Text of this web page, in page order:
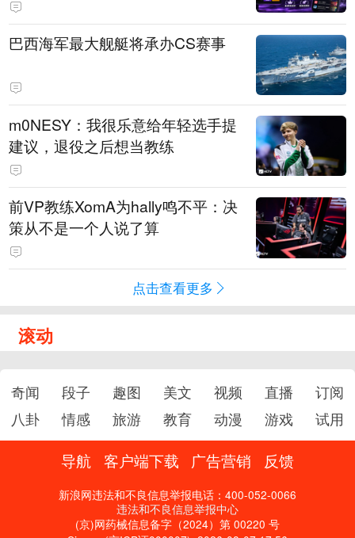
巴西海军最大舰艇将承办CS赛事
m0NESY：我很乐意给年轻选手提
建议，退役之后想当教练
前VP教练XomA为hally鸣不平：决
策从不是一个人说了算
点击查看更多
滚动
奇闻 段子 趣图 美文 视频 直播
订阅
八卦
情感 旅游 教育 动漫 游戏 试用
导航 客户端下载 广告营销 反馈
新浪网违法和不良信息举报电话：400-052-0066
违法和不良信息举报中心
(京)网药械信息备字（2024）第 00220 号